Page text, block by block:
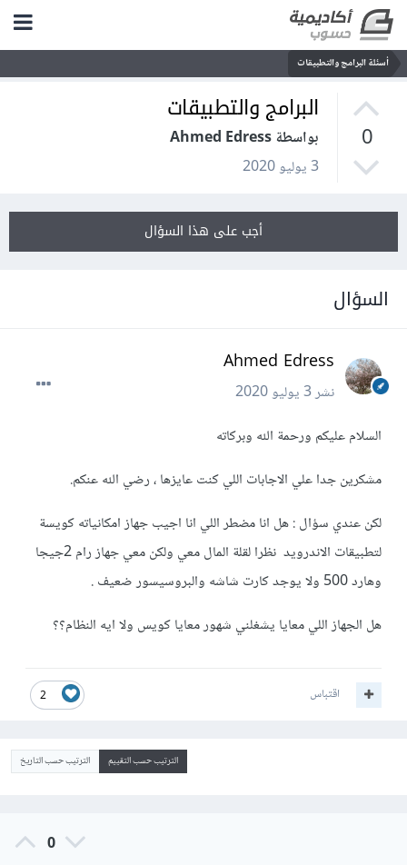
أسئلة البرامج والتطبيقات
0
البرامج والتطبيقات
بواسطة Ahmed Edress
3 يوليو 2020
أجب على هذا السؤال
السؤال
Ahmed Edress
نشر3 يوليو 2020
السلام عليكم ورحمة الله وبركاته
مشكرين جدا علي الاجابات اللي كنت عايزها ، رضي الله عنكم.
لكن عندي سؤال : هل انا مضطر اللي انا اجيب جهاز امكانياته كويسة
لتطبيقات الاندرويد نظرا لقلة المال معي ولكن معي جهاز رام 2جيجا
وهارد 500 ولا يوجد كارت شاشه والبروسيسور ضعيف .
هل الجهاز اللي معايا يشغلني شهور معايا كويس ولا ايه النظام؟؟
2 اقتباس
الترتيب حسب التقييم الترتيب حسب التاريخ
0